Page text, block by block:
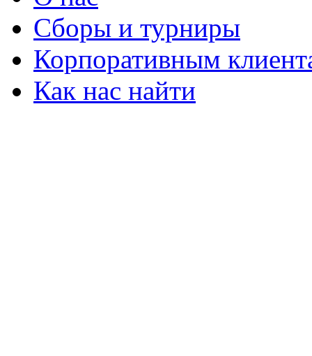
Сборы и турниры
Корпоративным
Как нас найти